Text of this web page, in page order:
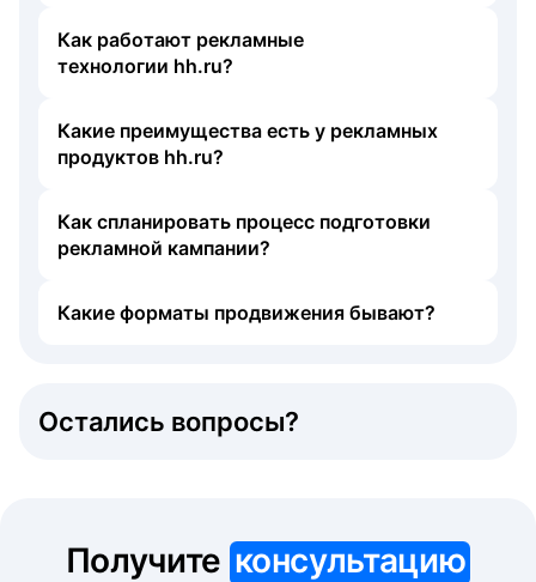
Как работают рекламные
технологии hh.ru?
Какие преимущества есть у рекламных
продуктов hh.ru?
Как спланировать процесс подготовки
рекламной кампании?
Какие форматы продвижения бывают?
Остались вопросы?
Получите консультацию